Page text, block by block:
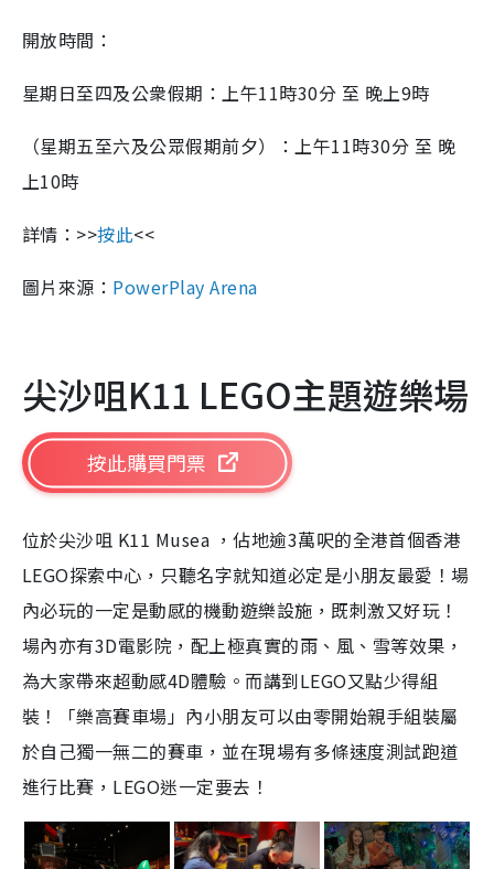
開放時間：
星期日至四及公衆假期：上午11時30分 至 晚上9時
（星期五至六及公眾假期前夕）：上午11時30分 至 晚
上10時
詳情： >>按此<<
圖片來源： PowerPlay Arena
尖沙咀K11 LEGO主題遊樂場
按此購買門票
位於尖沙咀 K11 Musea ，佔地逾3萬呎的全港首個香港
LEGO探索中心，只聽名字就知道必定是小朋友最愛！場
內必玩的一定是動感的機動遊樂設施，既刺激又好玩！
場內亦有3D電影院，配上極真實的雨、風、雪等效果，
為大家帶來超動感4D體驗。而講到LEGO又點少得組
裝！「樂高賽車場」內小朋友可以由零開始親手組裝屬
於自己獨一無二的賽車，並在現場有多條速度測試跑道
進行比賽， LEGO迷一定要去！